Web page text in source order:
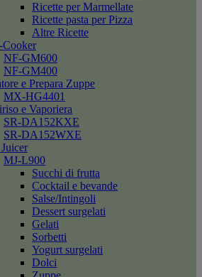
Ricette per Marmellate
Ricette pasta per Pizza
Altre Ricette
NF-GM600
NF-GM400
e Prepara Zuppe
MX-HG4401
e Vaporiera
SR-DA152KXE
SR-DA152WXE
MJ-L900
Succhi di frutta
Cocktail e bevande
Salse/Intingoli
Dessert surgelati
Gelati
Sorbetti
Yogurt surgelati
Dolci